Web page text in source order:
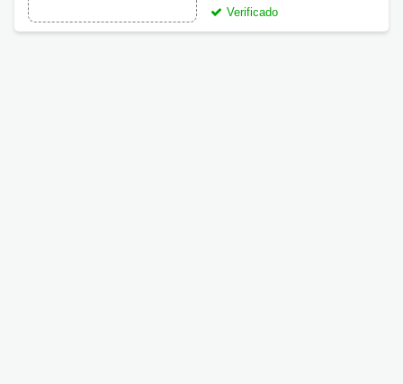
Verificado